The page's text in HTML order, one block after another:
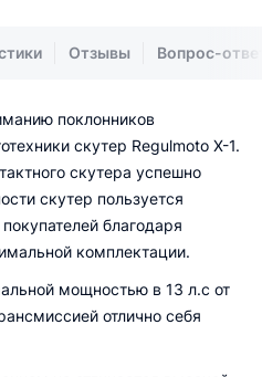
Отзывы Вопрос-
поклонников
скутер Regulmoto X-1.
скутера успешно
скутер пользуется
благодаря
комплектации.
мощностью в 13 л.с от
отлично себя